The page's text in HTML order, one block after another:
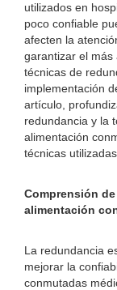
utilizados en
poco confiable
afecten la
garantizar el más
técnicas de
implementación
artículo,
redundancia y la
alimentación
técnicas
Comprensión
alimentación
La redundancia
mejorar la
conmutadas